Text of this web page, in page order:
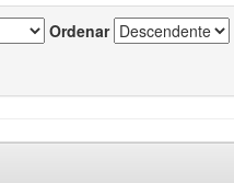
Ordenar